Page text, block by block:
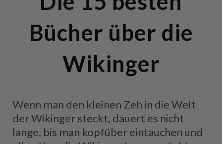
Bücher über die
Wikinger
Wenn man den kleinen Zeh in die Welt
der Wikinger steckt, dauert es nicht
lange, bis man kopfüber eintauchen und